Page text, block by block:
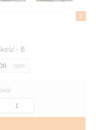
- B
mm
Ilość: